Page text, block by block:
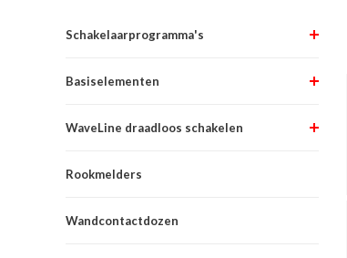
Schakelaarprogramma's
Basiselementen
WaveLine draadloos schakelen
Rookmelders
Wandcontactdozen